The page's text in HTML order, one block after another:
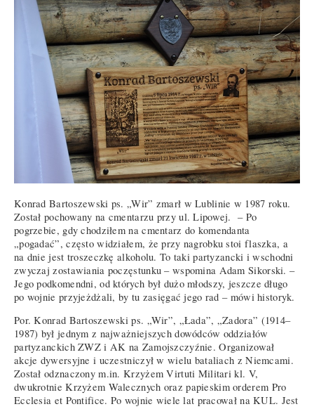
Konrad Bartoszewski ps. „Wir” zmarł w Lublinie w 1987 roku.
Został pochowany na cmentarzu przy ul. Lipowej. – Po
pogrzebie, gdy chodziłem na cmentarz do komendanta
„pogadać”, często widziałem, że przy nagrobku stoi flaszka, a
na dnie jest troszeczkę alkoholu. To taki partyzancki i wschodni
zwyczaj zostawiania poczęstunku – wspomina Adam Sikorski. –
Jego podkomendni, od których był dużo młodszy, jeszcze długo
po wojnie przyjeżdżali, by tu zasięgać jego rad – mówi historyk.
Por. Konrad Bartoszewski ps. „Wir”, „Łada”, „Zadora” (1914–
1987) był jednym z najważniejszych dowódców oddziałów
partyzanckich ZWZ i AK na Zamojszczyźnie. Organizował
akcje dywersyjne i uczestniczył w wielu bataliach z Niemcami.
Został odznaczony m.in. Krzyżem Virtuti Militari kl. V,
dwukrotnie Krzyżem Walecznych oraz papieskim orderem Pro
Ecclesia et Pontifice. Po wojnie wiele lat pracował na KUL. Jest